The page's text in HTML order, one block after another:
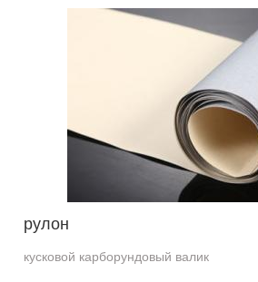
рулон
кусковой карборундовый валик